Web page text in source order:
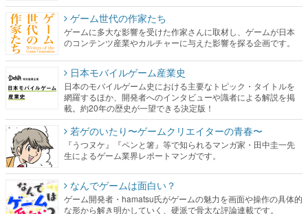
ゲーム世代の作家たち
ゲームに多大な影響を受けた作家さんに取材し、ゲームが日本
のコンテンツ産業やカルチャーに与えた影響を探る企画です。
日本モバイルゲーム産業史
日本のモバイルゲーム史における主要なトピック・タイトルを
網羅するほか、開発者へのインタビューや識者による解説を掲
載。約20年の歴史が一望できる決定版！
若ゲのいたり〜ゲームクリエイターの青春〜
『うつヌケ』『ペンと箸』等で知られるマンガ家・田中圭一先
生によるゲーム業界レポートマンガです。
なんでゲームは面白い？
ゲーム開発者・hamatsu氏がゲームの魅力を画面や操作の具体的
な形から解き明かしていく、硬派で骨太な評論連載です。